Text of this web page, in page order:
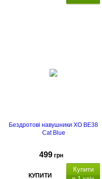
Бездротові навушники XO BE38
Cat Blue
499 грн
КУПИТИ
Купити